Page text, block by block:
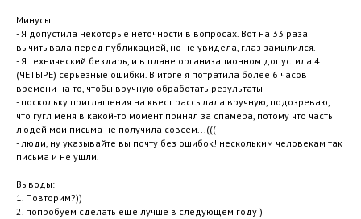
Минусы.
- Я допустила некоторые неточности в вопросах. Вот на 33 раза
вычитывала перед публикацией, но не увидела, глаз замылился.
- Я технический бездарь, и в плане организационном допустила 4
(ЧЕТЫРЕ) серьезные ошибки. В итоге я потратила более 6 часов
времени на то, чтобы вручную обработать результаты
- поскольку приглашения на квест рассылала вручную, подозреваю,
что гугл меня в какой-то момент принял за спамера, потому что часть
людей мои письма не получила совсем...(((
- люди, ну указывайте вы почту без ошибок! нескольким человекам так
письма и не ушли.
Выводы:
1. Повторим?))
2. попробуем сделать еще лучше в следующем году )